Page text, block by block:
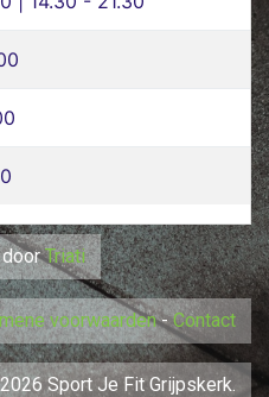
doorTriati
voorwaarden-Contact
Sport Je Fit Grijpskerk.